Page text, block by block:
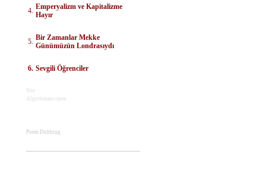
4. Emperyalizm ve Kapitalizme
Hayır
5. Bir Zamanlar Mekke
Günümüzün Londrasıydı
6. Sevgili Öğrenciler
Site
Algoritması open
Poem Dubbing